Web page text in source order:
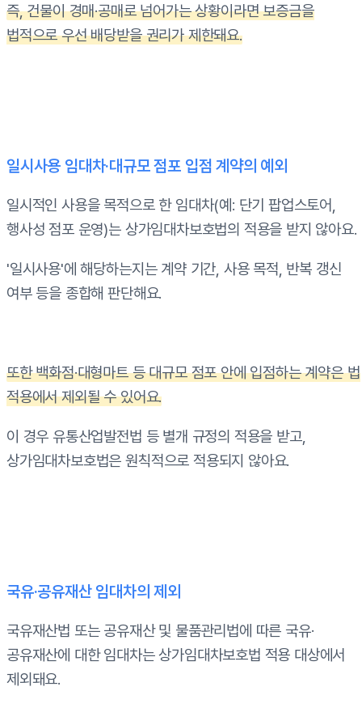
즉, 건물이 경매·공매로 넘어가는 상황이라면 보증금을
법적으로 우선 배당받을 권리가 제한돼요.
일시사용 임대차·대규모 점포 입점 계약의 예외
일시적인 사용을 목적으로 한 임대차(예: 단기 팝업스토어,
행사성 점포 운영)는 상가임대차보호법의 적용을 받지 않아요.
'일시사용'에 해당하는지는 계약 기간, 사용 목적, 반복 갱신
여부 등을 종합해 판단해요.
또한 백화점·대형마트 등 대규모 점포 안에 입점하는 계약은 법
적용에서 제외될 수 있어요.
이 경우 유통산업발전법 등 별개 규정의 적용을 받고,
상가임대차보호법은 원칙적으로 적용되지 않아요.
국유·공유재산 임대차의 제외
국유재산법 또는 공유재산 및 물품관리법에 따른 국유·
공유재산에 대한 임대차는 상가임대차보호법 적용 대상에서
제외돼요.